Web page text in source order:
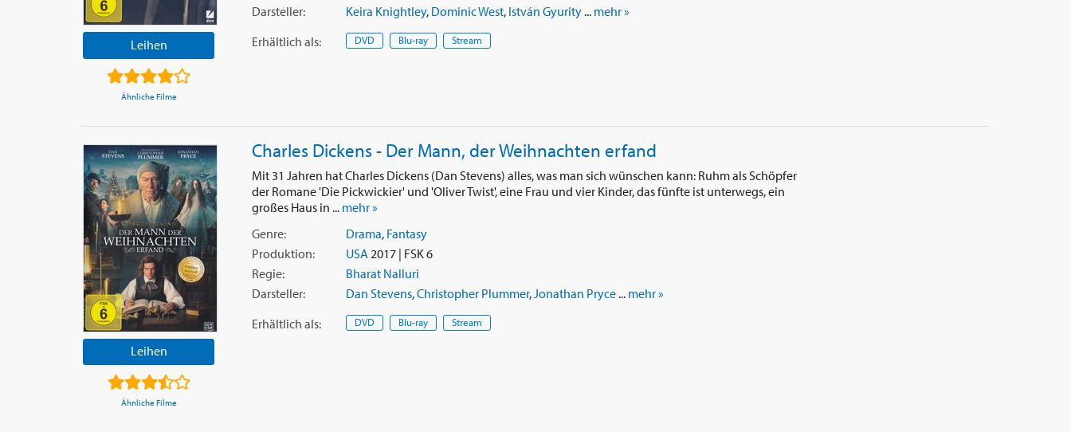
Leihen
Ähnliche Filme
Darsteller:
Keira Knightley, Dominic West, István Gyurity... mehr »
Erhältlich als: DVD Blu-ray Stream
Leihen
Ähnliche Filme
Charles Dickens - Der Mann, der Weihnachten erfand
Mit 31 Jahren hat Charles Dickens (Dan Stevens) alles, was man sich wünschen kann: Ruhm als Schöpfer
der Romane 'Die Pickwickier' und 'Oliver Twist', eine Frau und vier Kinder, das fünfte ist unterwegs, ein
großes Haus in ... mehr »
Genre:
Drama, Fantasy
Produktion:
USA 2017 | FSK 6
Regie:
Bharat Nalluri
Darsteller:
Dan Stevens,Christopher Plummer,Jonathan Pryce... mehr »
Erhältlich als: DVD Blu-ray Stream